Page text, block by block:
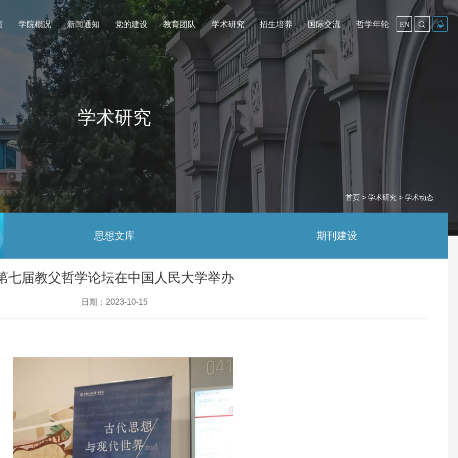
EN 
学院概况 新闻通知 党的建设 教育团队 学术研究 招生培养 国际交流 哲学年轮
学术研究
首页 > 学术研究 > 学术动态
思想文库 期刊建设
七届教父哲学论坛在中国人民大学举办
日期：2023-10-15